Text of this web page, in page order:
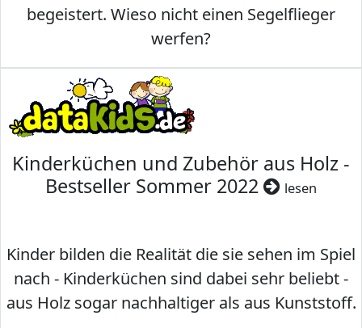
begeistert. Wieso nicht einen Segelflieger
werfen?
Kinderküchen und Zubehör aus Holz -
Bestseller Sommer 2022
lesen
Kinder bilden die Realität die sie sehen im Spiel
nach - Kinderküchen sind dabei sehr beliebt -
aus Holz sogar nachhaltiger als aus Kunststoff.